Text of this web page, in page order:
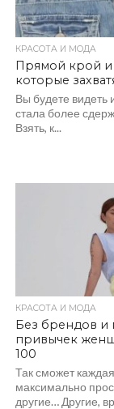
КРАСОТА И МОДА
Прямой крой
которые
Вы будете видеть
стала более
Взять, к...
КРАСОТА И МОДА
Без брендов и
привычек
100
Так сможет
максимально
другие… Другие,